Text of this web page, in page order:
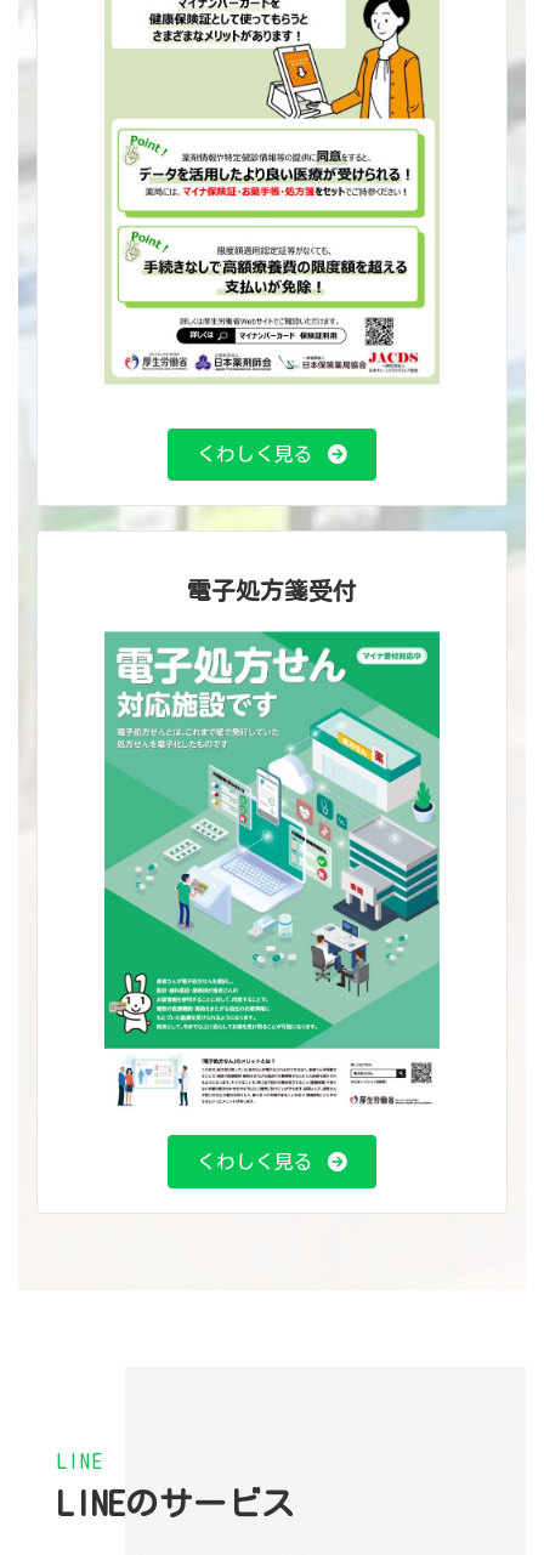
くわしく見る
電子処方箋受付
くわしく見る
LINE
LINEのサービス